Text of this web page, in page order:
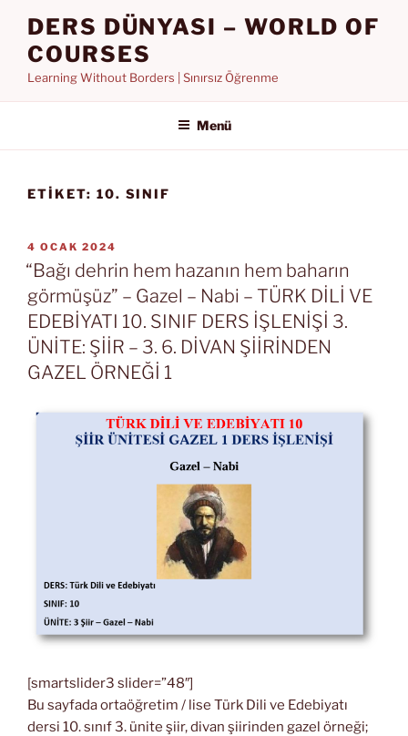
DERS DÜNYASI – WORLD OF
COURSES
Learning Without Borders | Sınırsız Öğrenme
Menü
ETIKET: 10. SINIF
YAYIM
TARIHI
4 OCAK 2024
“Bağı dehrin hem hazanın hem baharın
görmüşüz” – Gazel – Nabi – TÜRK DİLİ VE
EDEBİYATI 10. SINIF DERS İŞLENİŞİ 3.
ÜNİTE: ŞİİR – 3. 6. DİVAN ŞİİRİNDEN
GAZEL ÖRNEĞİ 1
[smartslider3 slider=”48″]
Bu sayfada ortaöğretim / lise Türk Dili ve Edebiyatı
dersi 10. sınıf 3. ünite şiir, divan şiirinden gazel örneği;